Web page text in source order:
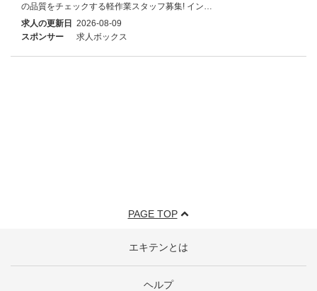
の品質をチェックする軽作業スタッフ募集! イン…
求人の更新日 2026-08-09
スポンサー
求人ボックス
PAGE TOP
エキテンとは
ヘルプ